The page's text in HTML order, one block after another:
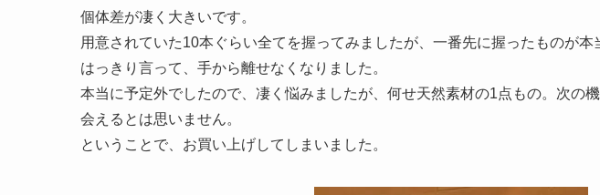
個体差が凄く大きいです。
用意されていた10本ぐらい全てを握ってみましたが、一番先に握ったものが本
はっきり言って、手から離せなくなりました。
本当に予定外でしたので、凄く悩みましたが、何せ天然素材の1点もの。次の
会えるとは思いません。
ということで、お買い上げしてしまいました。